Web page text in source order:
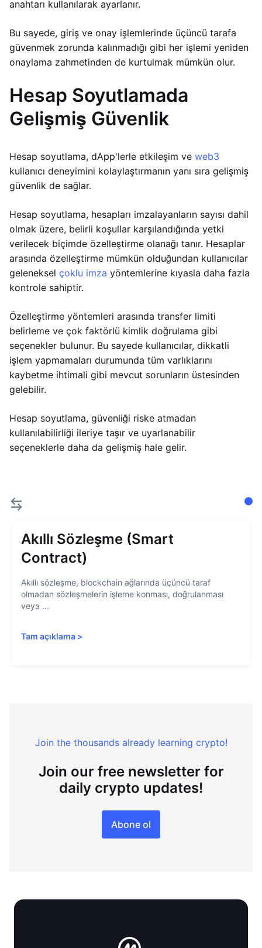
anahtarı kullanılarak ayarlanır.
Bu sayede, giriş ve onay işlemlerinde üçüncü tarafa
güvenmek zorunda kalınmadığı gibi her işlemi yeniden
onaylama zahmetinden de kurtulmak mümkün olur.
Hesap Soyutlamada
Gelişmiş Güvenlik
Hesap soyutlama, dApp'lerle etkileşim ve web3
kullanıcı deneyimini kolaylaştırmanın yanı sıra gelişmiş
güvenlik de sağlar.
Hesap soyutlama, hesapları imzalayanların sayısı dahil
olmak üzere, belirli koşullar karşılandığında yetki
verilecek biçimde özelleştirme olanağı tanır. Hesaplar
arasında özelleştirme mümkün olduğundan kullanıcılar
geleneksel çoklu imza yöntemlerine kıyasla daha fazla
kontrole sahiptir.
Özelleştirme yöntemleri arasında transfer limiti
belirleme ve çok faktörlü kimlik doğrulama gibi
seçenekler bulunur. Bu sayede kullanıcılar, dikkatli
işlem yapmamaları durumunda tüm varlıklarını
kaybetme ihtimali gibi mevcut sorunların üstesinden
gelebilir.
Hesap soyutlama, güvenliği riske atmadan
kullanılabilirliği ileriye taşır ve uyarlanabilir
seçeneklerle daha da gelişmiş hale gelir.
Akıllı Sözleşme (Smart
Contract)
Akıllı sözleşme, blockchain ağlarında üçüncü taraf
olmadan sözleşmelerin işleme konması, doğrulanması
veya ...
Tam açıklama >
Join the thousands already learning crypto!
Join our free newsletter for
daily crypto updates!
Abone ol